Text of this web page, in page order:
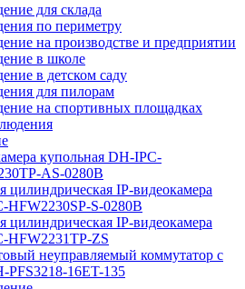
для склада
по периметру
на производстве и предприятии
в школе
в детском саду
для пилорам
на спортивных площадках
купольная DH-IPC-
AS-0280B
цилиндрическая IP-видеокамера
HFW2230SP-S-0280B
цилиндрическая IP-видеокамера
HFW2231TP-ZS
неуправляемый коммутатор с
PFS3218-16ET-135